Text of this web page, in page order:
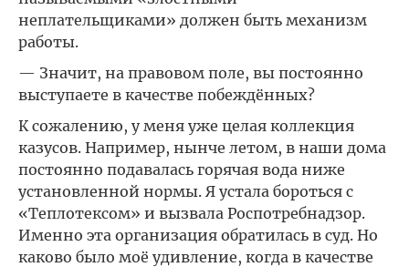
неплательщиками» должен быть механизм
работы.
— Значит, на правовом поле, вы постоянно
выступаете в качестве побеждённых?
К сожалению, у меня уже целая коллекция
казусов. Например, нынче летом, в наши дома
постоянно подавалась горячая вода ниже
установленной нормы. Я устала бороться с
«Теплотексом» и вызвала Роспотребнадзор.
Именно эта организация обратилась в суд. Но
каково было моё удивление, когда в качестве